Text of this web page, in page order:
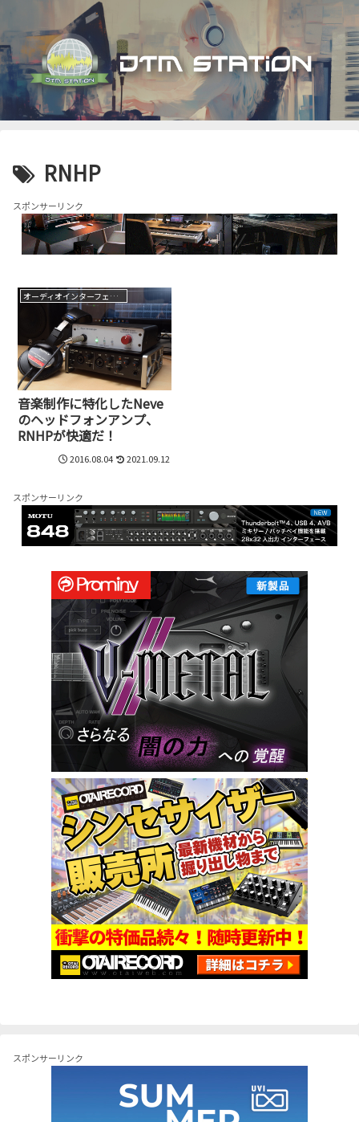
RNHP
スポンサーリンク
オーディオインターフェイス
音楽制作に特化したNeve
のヘッドフォンアンプ、
RNHPが快適だ！
2016.08.04 2021.09.12
スポンサーリンク
スポンサーリンク